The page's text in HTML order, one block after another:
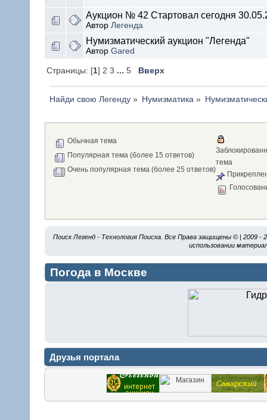
Аукцион № 42 Стартовал сегодня
Автор Легенда
Нумизматический аукцион "Легенда"
Автор Gared
Страницы: [1] 2 3 ... 5 Вверх
Найди свою Легенду » Нумизматика»
Обычная тема
Популярная тема (более 15 ответов)
Очень популярная тема (более 25 ответов)
тема
Поиск Легенд - Технология Поиска. Все Права защищены © | 2009 -
использовании
Погода в Москве
Друзья портала